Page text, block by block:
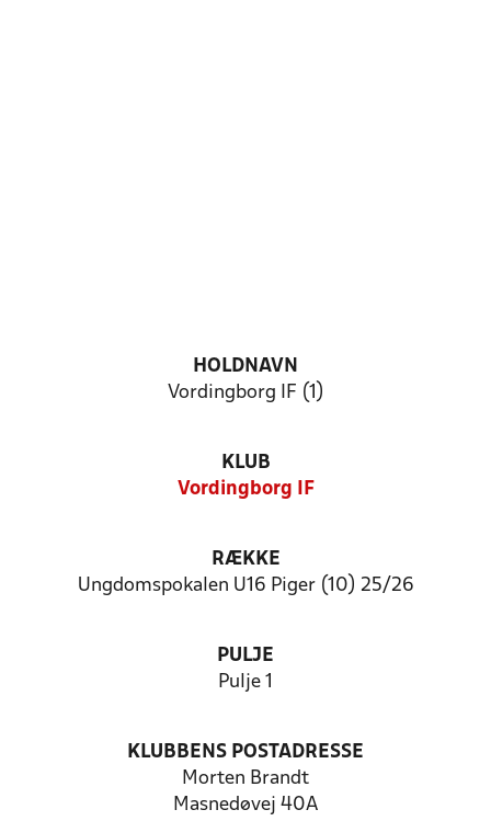
HOLDNAVN
Vordingborg IF (1)
KLUB
Vordingborg IF
RÆKKE
Ungdomspokalen U16 Piger (10) 25/26
PULJE
Pulje 1
KLUBBENS POSTADRESSE
Morten Brandt
Masnedøvej 40A